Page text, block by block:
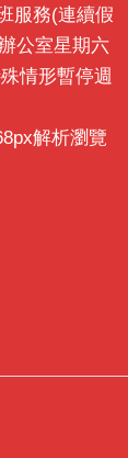
服務(連續假
公室星期六
情形暫停週
解析瀏覽